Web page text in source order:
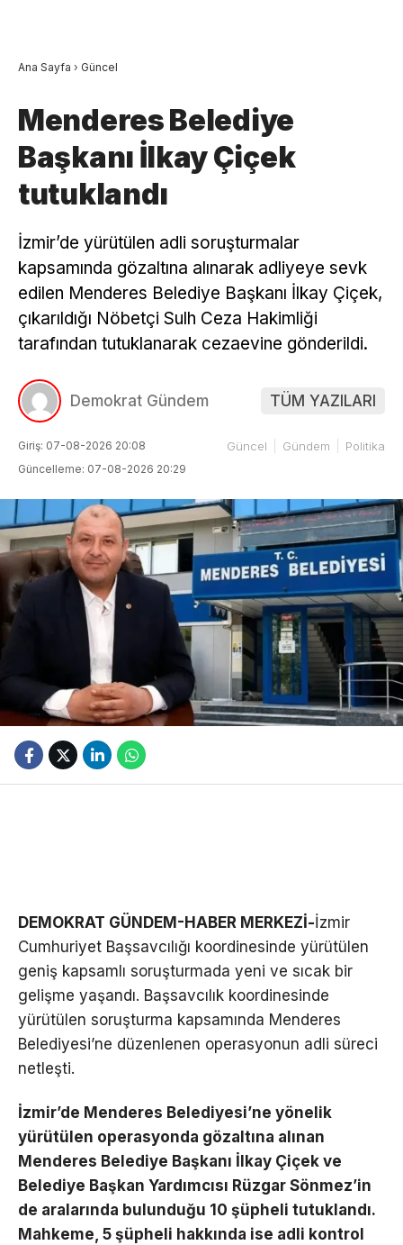
Ana Sayfa › Güncel
Menderes Belediye
Başkanı İlkay Çiçek
tutuklandı
İzmir’de yürütülen adli soruşturmalar
kapsamında gözaltına alınarak adliyeye sevk
edilen Menderes Belediye Başkanı İlkay Çiçek,
çıkarıldığı Nöbetçi Sulh Ceza Hakimliği
tarafından tutuklanarak cezaevine gönderildi.
Demokrat Gündem TÜM YAZILARI
Giriş: 07-08-2026 20:08
Güncelleme: 07-08-2026 20:29
Güncel Gündem Politika
DEMOKRAT GÜNDEM-HABER MERKEZİ-İzmir
Cumhuriyet Başsavcılığı koordinesinde yürütülen
geniş kapsamlı soruşturmada yeni ve sıcak bir
gelişme yaşandı. Başsavcılık koordinesinde
yürütülen soruşturma kapsamında Menderes
Belediyesi’ne düzenlenen operasyonun adli süreci
netleşti.
İzmir’de Menderes Belediyesi’ne yönelik
yürütülen operasyonda gözaltına alınan
Menderes Belediye Başkanı İlkay Çiçek ve
Belediye Başkan Yardımcısı Rüzgar Sönmez’in
de aralarında bulunduğu 10 şüpheli tutuklandı.
Mahkeme, 5 şüpheli hakkında ise adli kontrol